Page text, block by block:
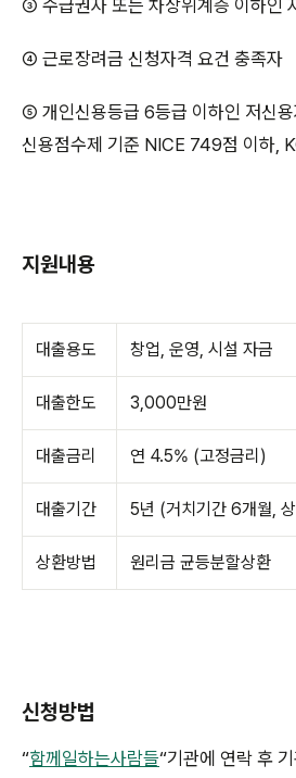
③ 수급권자 또는 차상위계층 이하인
④ 근로장려금 신청자격 요건 충족자
⑤ 개인신용등급 6등급 이하인 저신
신용점수제 기준 NICE 749점 이하,
지원내용
대출용도 창업, 운영, 시설 자금
대출한도 3,000만원
대출금리 연 4.5% (고정금리)
대출기간 5년 (거치기간 6개월,
상환방법 원리금 균등분할상환
신청방법
“함께일하는사람들“기관에 연락 후